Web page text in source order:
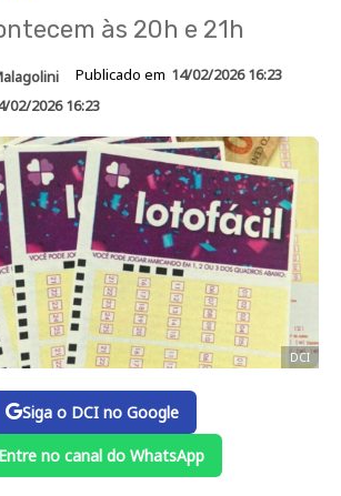
às 20h e 21h
Publicado em 14/02/2026 16:23
02/2026 16:23
DCI
Siga o DCI no Google
no canal do WhatsApp